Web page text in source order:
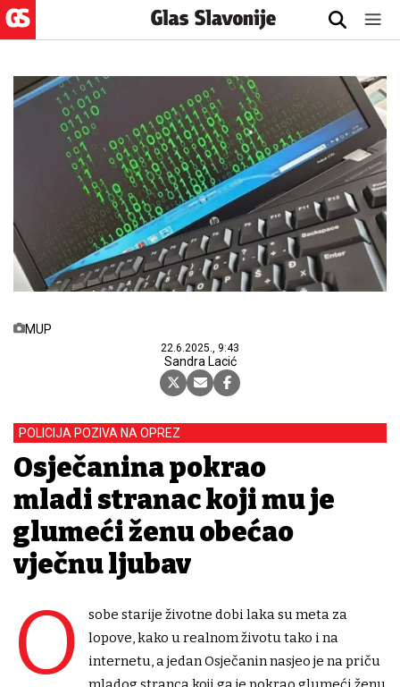
MUP
22.6.2025., 9:43
Sandra Lacić
POLICIJA POZIVA NA OPREZ
Osječanina pokrao
mladi stranac koji mu je
glumeći ženu obećao
vječnu ljubav
O
sobe starije životne dobi laka su meta za
lopove, kako u realnom životu tako i na
internetu, a jedan Osječanin nasjeo je na priču